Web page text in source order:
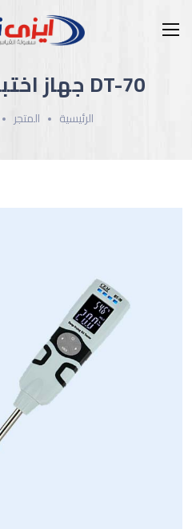
DT-70 جهاز اختبار جودة الزيت
الرئيسية المتجر